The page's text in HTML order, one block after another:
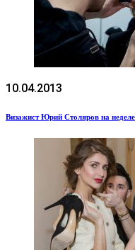
10.04.2013
Визажист Юрий Столяров на